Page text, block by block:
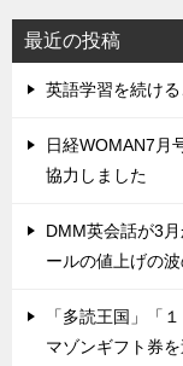
最近の投稿
英語学習を続け
日経WOMAN7月
協力しました
DMM英会話が3
ールの値上げの
「多読王国」「
マゾンギフト券